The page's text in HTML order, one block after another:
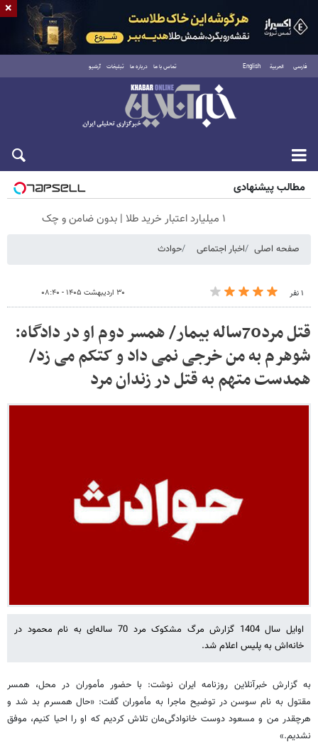
فارسی العربية English تماس با ما درباره ما تبلیغات آرشیو
جمعه ۱۶ مرداد ۱۴۰۵
مطالب پیشنهادی
۱ میلیارد اعتبار خرید طلا | بدون ضامن و چک
صفحه اصلی اخبار اجتماعی حوادث
۱ نفر ۳۰ اردیبهشت ۱۴۰۵ - ۰۸:۴۰
قتل مرد70ساله بیمار/ همسر دوم او در دادگاه:
شوهرم به من خرجی نمی داد و کتکم می زد/
همدست متهم به قتل در زندان مرد
اوایل سال 1404 گزارش مرگ مشکوک مرد 70 ساله‌ای به نام محمود در
خانه‌اش به پلیس اعلام شد.
به گزارش خبرآنلاین روزنامه ایران نوشت: با حضور مأموران در محل، همسر
مقتول به نام سوسن در توضیح ماجرا به مأموران گفت: «حال همسرم بد شد و
هرچقدر من و مسعود دوست خانوادگی‌مان تلاش کردیم که او را احیا کنیم، موفق
نشدیم.»
×